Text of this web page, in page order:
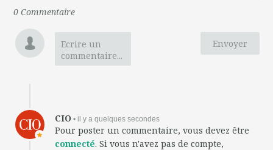
0 Commentaire
Envoyer
Ecrire un
commentaire...
CIO • il y a quelques secondes
Pour poster un commentaire, vous devez être
connecté. Si vous n'avez pas de compte,